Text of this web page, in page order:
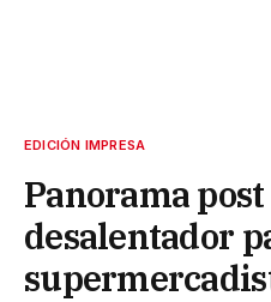
EDICIÓN IMPRESA
Panorama
desalentador